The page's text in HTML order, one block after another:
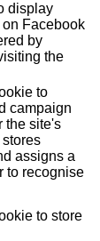
display
Facebook
by
the
to
campaign
the site's
assigns a
to recognise
to store